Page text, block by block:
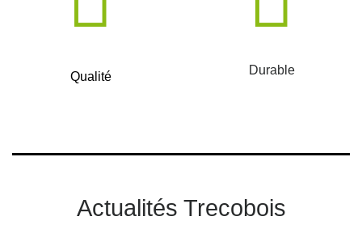
Qualité Durable
Actualités Trecobois